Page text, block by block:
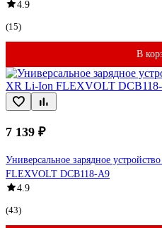
4.9
(15)
В
7 139 ₽
Универсальное зарядное
FLEXVOLT DCB118-A9
4.9
(43)